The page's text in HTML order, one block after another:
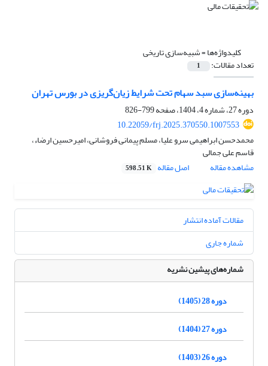
کلیدواژه‌ها =شبیه‌سازی تاریخی
تعداد مقالات: 1
بهینه‌‌سازی سبد سهام تحت شرایط زیان‌‌گریزی در بورس تهران
دوره 27، شماره 4، 1404، صفحه
799-826
10.22059/frj.2025.370550.1007553
محمدحسن ابراهیمی سرو علیا، مسلم پیمانی فروشانی، امیرحسین ارضاء،
قاسم علی جمالی
مشاهده مقاله
اصل مقاله 598.51 K
مقالات آماده انتشار
شماره جاری
شماره‌های پیشین نشریه
دوره 28 (1405)
دوره 27 (1404)
دوره 26 (1403)